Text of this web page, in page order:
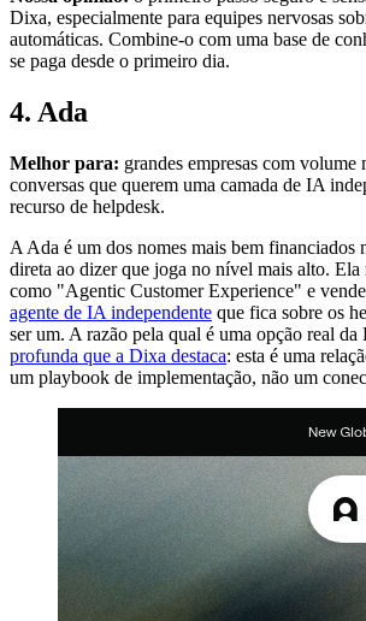
Dixa, especialmente para equipes nervosas
automáticas. Combine-o com uma base de
se paga desde o primeiro dia.
4. Ada
Melhor para: grandes empresas com volume
conversas que querem uma camada de IA
recurso de helpdesk.
A Ada é um dos nomes mais bem financiados
direta ao dizer que joga no nível mais alto. Ela
como "Agentic Customer Experience" e
agente de IA independente que fica sobre os
ser um. A razão pela qual é uma opção real da
profunda que a Dixa destaca: esta é uma
um playbook de implementação, não um